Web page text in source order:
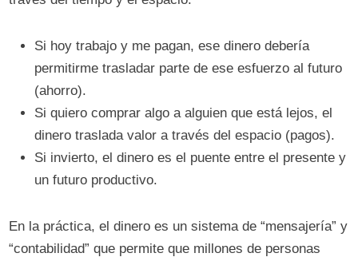
Si hoy trabajo y me pagan, ese dinero debería
permitirme trasladar parte de ese esfuerzo al futuro
(ahorro).
Si quiero comprar algo a alguien que está lejos, el
dinero traslada valor a través del espacio (pagos).
Si invierto, el dinero es el puente entre el presente y
un futuro productivo.
En la práctica, el dinero es un sistema de “mensajería” y
“contabilidad” que permite que millones de personas